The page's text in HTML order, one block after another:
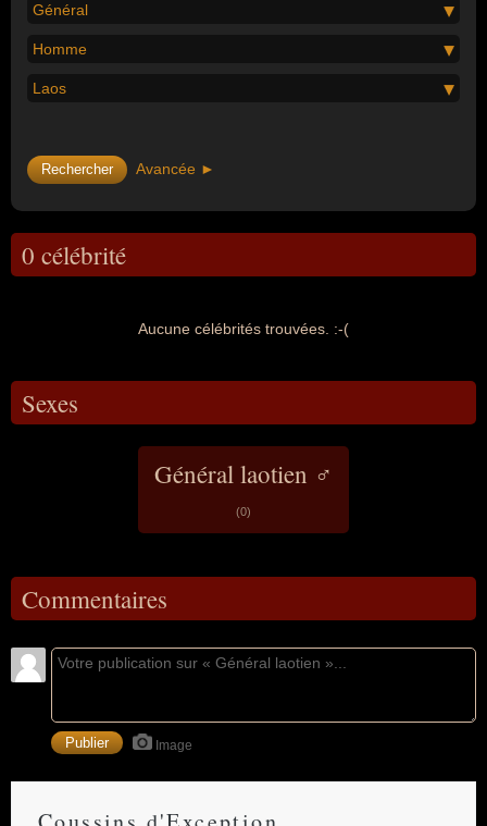
Général
Homme
Laos
Avancée ►
0 célébrité
Aucune célébrités trouvées. :-(
Sexes
Général laotien ♂
(0)
Commentaires
Image